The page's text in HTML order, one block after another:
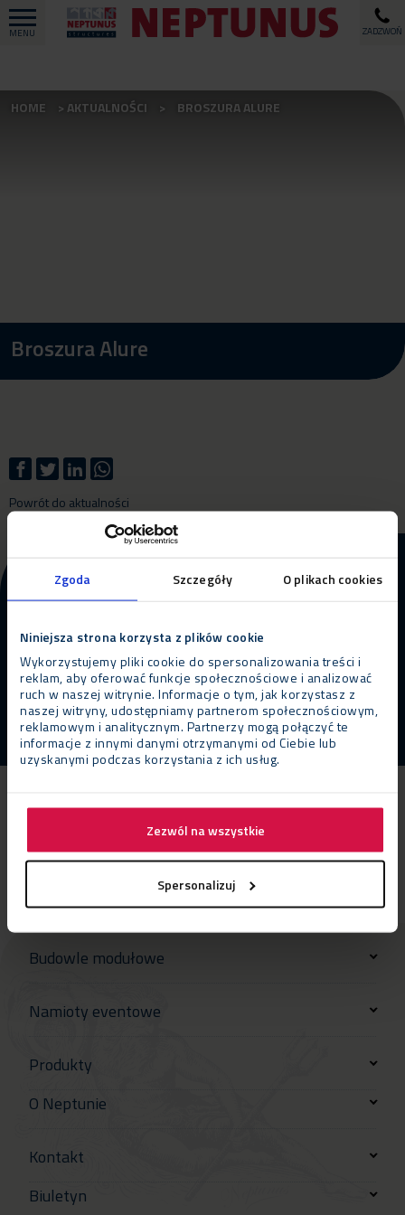
Zgoda Szczegóły O plikach cookies
Niniejsza strona korzysta z plików cookie
Wykorzystujemy pliki cookie do spersonalizowania treści i
reklam, aby oferować funkcje społecznościowe i analizować
ruch w naszej witrynie. Informacje o tym, jak korzystasz z
naszej witryny, udostępniamy partnerom społecznościowym,
reklamowym i analitycznym. Partnerzy mogą połączyć te
informacje z innymi danymi otrzymanymi od Ciebie lub
uzyskanymi podczas korzystania z ich usług.
Zezwól na wszystkie
Spersonalizuj
MENU ZADZWOŃ
HOME AKTUALNOŚCI BROSZURA ALURE
Broszura Alure
Powrót do aktualności
Więcej informacji o naszym
produkcie i usługach?
Skontaktuj się z nami
Budowle modułowe
Namioty eventowe
Produkty
O Neptunie
Kontakt
Biuletyn